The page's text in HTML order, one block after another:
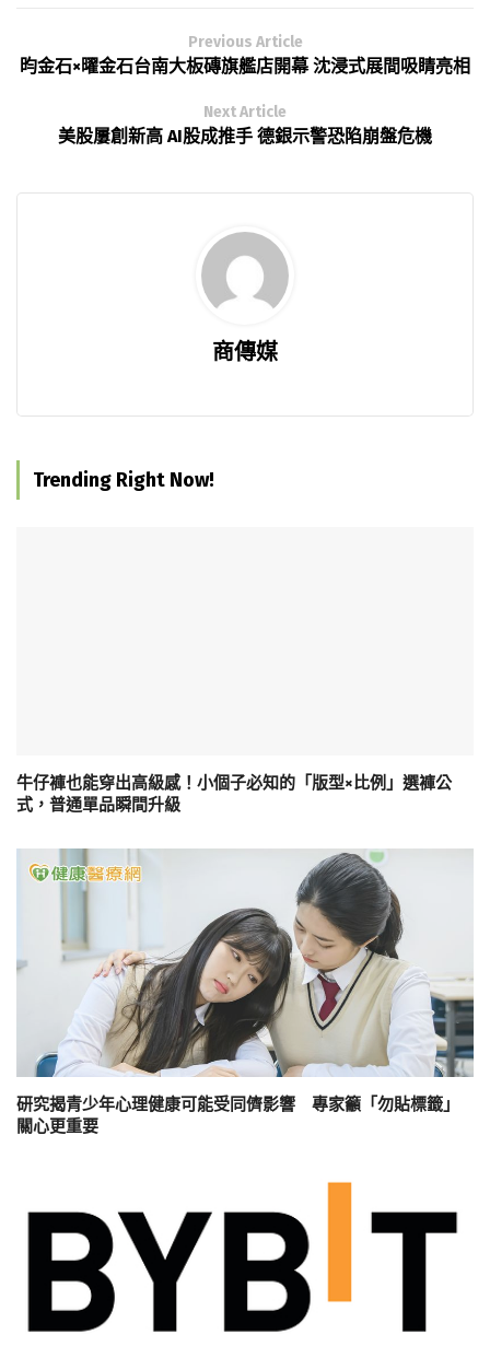
Previous Article
昀金石×曜金石台南大板磚旗艦店開幕 沈浸式展間吸睛亮相
Next Article
美股屢創新高 AI股成推手 德銀示警恐陷崩盤危機
商傳媒
Trending Right Now!
牛仔褲也能穿出高級感！小個子必知的「版型×比例」選褲公
式，普通單品瞬間升級
研究揭青少年心理健康可能受同儕影響 專家籲「勿貼標籤」
關心更重要